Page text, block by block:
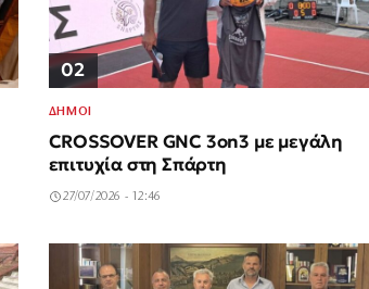
02
ΔΗΜΟΙ
CROSSOVER GNC 3on3 με μεγάλη
επιτυχία στη Σπάρτη
27/07/2026 - 12:46